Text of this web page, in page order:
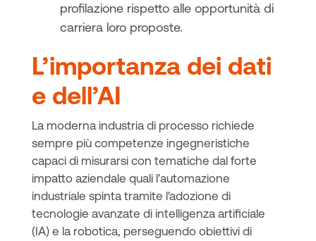
profilazione rispetto alle opportunità di
carriera loro proposte.
L’importanza dei dati
e dell’AI
La moderna industria di processo richiede
sempre più competenze ingegneristiche
capaci di misurarsi con tematiche dal forte
impatto aziendale quali l’automazione
industriale spinta tramite l'adozione di
tecnologie avanzate di intelligenza artificiale
(IA) e la robotica, perseguendo obiettivi di